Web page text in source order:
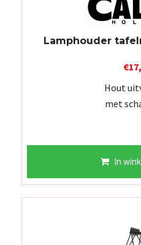
Lamphouder
€
Hout
met
In